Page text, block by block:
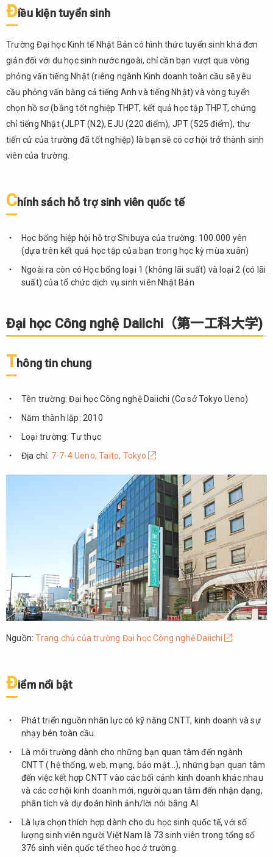
hỗ
sinh
viên
tế
học
Châu
Á (亜
6.1.
chung
Điểm
nổi
Cơ sở
trình
đạo tạo
học
6.5.
Học
6.7.
Chính
sách
hỗ
sinh
tế
Đại
học
Fuji
(東京
富士
大
学）
7.1.
Thông
tin
Điều kiện tuyển sinh
Trường Đại học Kinh tế Nhật Bản có hình thức tuyển sinh khá đơn
giản đối với du học sinh nước ngoài, chỉ cần bạn vượt qua vòng
phỏng vấn tiếng Nhật (riêng ngành Kinh doanh toàn cầu sẽ yêu
cầu phỏng vấn bằng cả tiếng Anh và tiếng Nhật) và vòng tuyển
chọn hồ sơ (bằng tốt nghiệp THPT, kết quả học tập THPT, chứng
chỉ tiếng Nhật (JLPT (N2), EJU (220 điểm), JPT (525 điểm), thư
tiến cử của trường đã tốt nghiệp) là bạn sẽ có cơ hội trở thành sinh
viên của trường.
Chính sách hỗ trợ sinh viên quốc tế
Học bổng hiệp hội hỗ trợ Shibuya của trường: 100.000 yên
(dựa trên kết quả học tập của bạn trong học kỳ mùa xuân)
Ngoài ra còn có Học bổng loại 1 (không lãi suất) và loại 2 (có lãi
suất) của tổ chức dịch vụ sinh viên Nhật Bản
Đại học Công nghệ Daiichi（第一工科大学)
Thông tin chung
Tên trường: Đại học Công nghệ Daiichi (Cơ sở Tokyo Ueno)
Năm thành lập: 2010
Loại trường: Tư thục
Địa chỉ: 7-7-4 Ueno, Taito, Tokyo
Nguồn:Trang chủ của trường Đại học Công nghệ Daiichi
Điểm nổi bật
Phát triển nguồn nhân lực có kỹ năng CNTT, kinh doanh và sự
nhạy bén toàn cầu.
Là môi trường dành cho những bạn quan tâm đến ngành
CNTT ( hệ thống, web, mạng, bảo mật…), những bạn quan tâm
đến việc kết hợp CNTT vào các bối cảnh kinh doanh khác nhau
và các cơ hội kinh doanh mới, người quan tâm đến nhận dạng,
phân tích và dự đoán hình ảnh/lời nói bằng AI.
Là lựa chọn thích hợp dành cho du học sinh quốc tế, với số
lượng sinh viên người Việt Nam là 73 sinh viên trong tổng số
376 sinh viên quốc tế theo học ở trường.